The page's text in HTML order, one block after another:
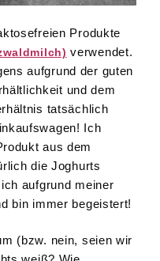
Produkte
verwendet.
aufgrund der guten
und dem
tatsächlich
Ich
aus dem
die Joghurts
ich aufgrund meiner
bin immer begeistert!
(bzw. nein, seien wir